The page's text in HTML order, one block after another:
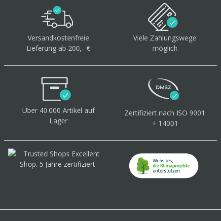
Versandkostenfreie
Lieferung ab 200,- €
Viele Zahlungswege
möglich
Über 40.000 Artikel auf
Lager
Zertifiziert nach ISO 9001
+ 14001